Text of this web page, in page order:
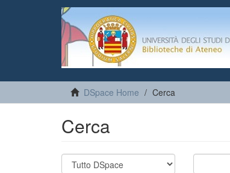
DSpace Home Cerca
Cerca